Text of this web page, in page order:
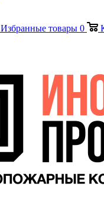
Избранные товары 0